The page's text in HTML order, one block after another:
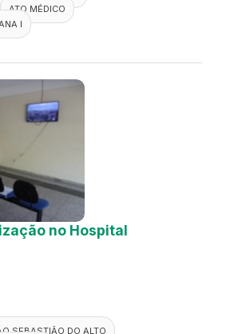
ATO MÉDICO
I
no Hospital
SEBASTIÃO DO ALTO